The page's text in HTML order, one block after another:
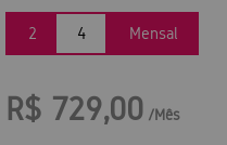
2 4 Mensal
R$ 729,00 /Mês